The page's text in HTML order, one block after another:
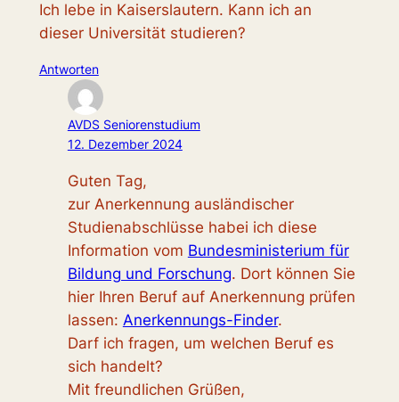
Ich lebe in Kaiserslautern. Kann ich an
dieser Universität studieren?
Antworten
AVDS Seniorenstudium
12. Dezember 2024
Guten Tag,
zur Anerkennung ausländischer
Studienabschlüsse habei ich diese
Information vom Bundesministerium für
Bildung und Forschung. Dort können Sie
hier Ihren Beruf auf Anerkennung prüfen
lassen: Anerkennungs-Finder.
Darf ich fragen, um welchen Beruf es
sich handelt?
Mit freundlichen Grüßen,